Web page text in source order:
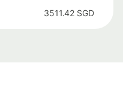
3511.42 SGD